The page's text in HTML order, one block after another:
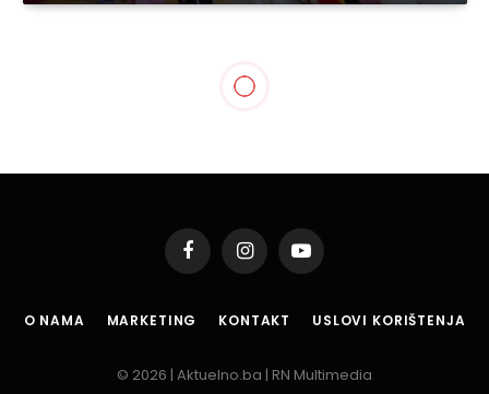
FacebookInstagramYouTube
O NAMA MARKETING KONTAKT USLOVI KORIŠTENJA
© 2026 | Aktuelno.ba | RN Multimedia